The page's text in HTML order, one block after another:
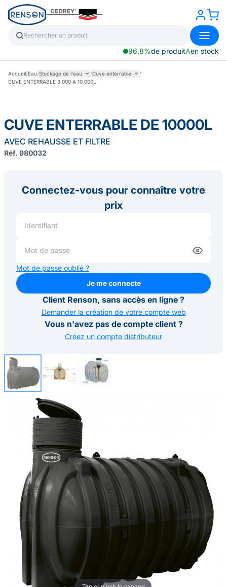
96,8%de produitAen stock
Accueil/Eau/Stockage de l'eau /Cuve enterrable /
CUVE ENTERRABLE 3 000 A 10 000L
CUVE ENTERRABLE DE 10000L
AVEC REHAUSSE ET FILTRE
Réf. 980032
Connectez-vous pour connaître votre
prix
Mot de passe oublié ?
Je me connecte
Je me connecte
Client Renson, sans accès en ligne ?
Demander la création de votre compte web
Vous n'avez pas de compte client ?
Créez un compte distributeur